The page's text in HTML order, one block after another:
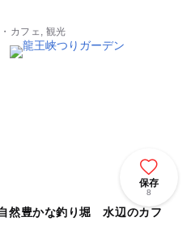
カフェ, 観光
保存
8
然豊かな釣り堀 水辺のカフ